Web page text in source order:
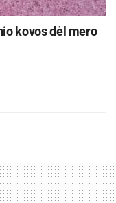
kovos dėl mero